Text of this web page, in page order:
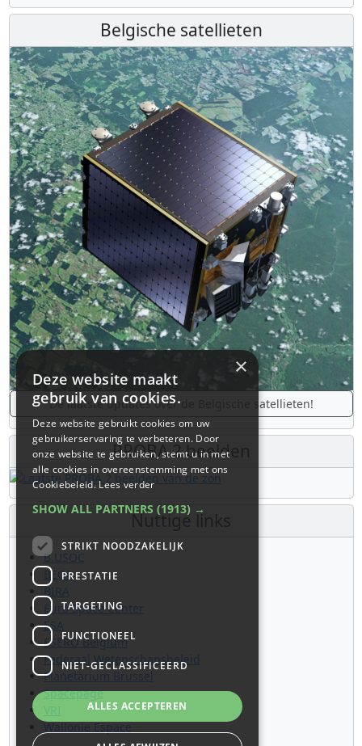
Belgische satellieten
De laatste updates over de Belgische satellieten!
PROBA 2 beelden
Nuttige links
B.USOC
BEOP
BIRA
Euro Space Center
ESA
ESERO Belgium
Federaal Wetenschapsbeleid
Planetarium Brussel
Spacepage
VRI
Wallonie Espace
×
Deze website maakt
gebruik van cookies.
Deze website gebruikt cookies om uw
gebruikerservaring te verbeteren. Door
onze website te gebruiken, stemt u in met
alle cookies in overeenstemming met ons
Cookiebeleid.Lees verder
SHOW ALL PARTNERS (1913) →
STRIKT NOODZAKELIJK
PRESTATIE
TARGETING
FUNCTIONEEL
NIET-GECLASSIFICEERD
ALLES ACCEPTEREN